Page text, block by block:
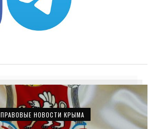
ПРАВОВЫЕ НОВОСТИ КРЫМА